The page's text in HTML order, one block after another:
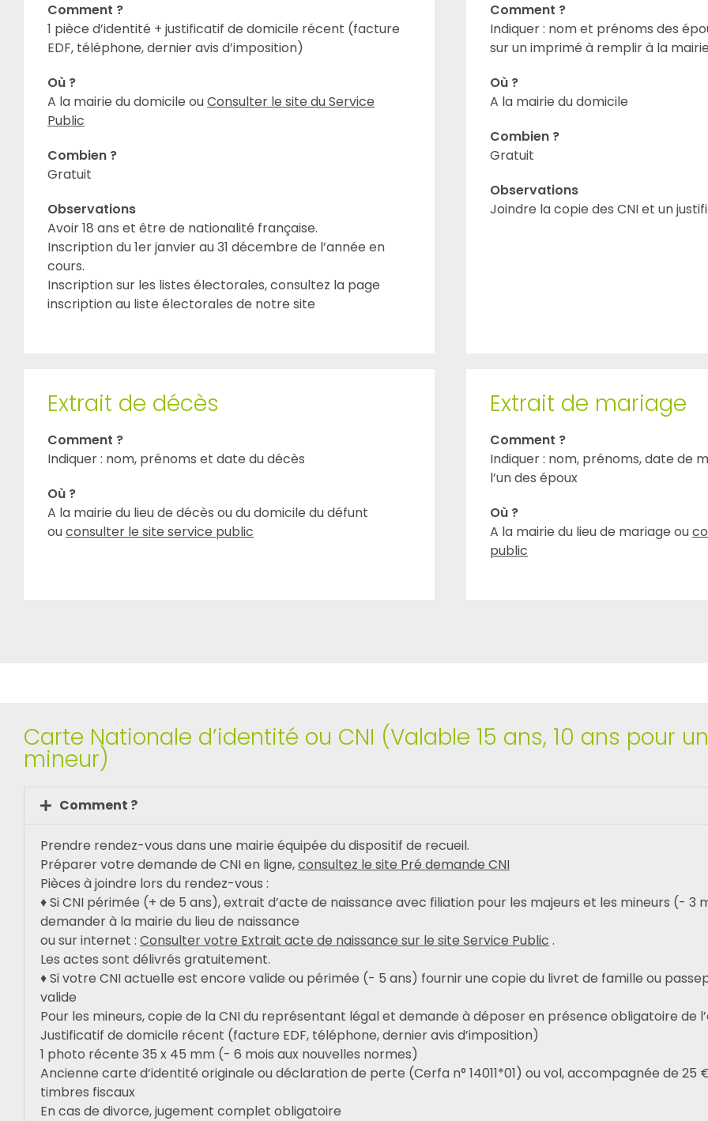
Comment ?
1 pièce d’identité + justificatif de domicile récent (facture
EDF, téléphone, dernier avis d’imposition)
Où ?
A la mairie du domicile ouConsulter le site du Service
Public
Combien ?
Gratuit
Observations
Avoir 18 ans et être de nationalité française.
Inscription du 1er janvier au 31 décembre de l’année en
cours.
Inscription sur les listes électorales, consultez la page
inscription au liste électorales de notre site
Comment ?
Indiquer : nom et prénoms des
sur un imprimé à remplir à la mairie
Où ?
A la mairie du domicile
Combien ?
Gratuit
Observations
Joindre la copie des CNI et un
Extrait de décès
Comment ?
Indiquer : nom, prénoms et date du décès
Où ?
A la mairie du lieu de décès ou du domicile du défunt
ouconsulter le site service public
Extrait de mariage
Comment ?
Indiquer : nom, prénoms, date de
l’un des époux
Où ?
A la mairie du lieu de mariage ou
public
Carte Nationale d’identité ou CNI (Valable 15 ans, 10 ans pour un
mineur)
Comment ?
Prendre rendez-vous dans une mairie équipée du dispositif de recueil.
Préparer votre demande de CNI en ligne,consultez le site Pré demande CNI
Pièces à joindre lors du rendez-vous :
♦ Si CNI périmée (+ de 5 ans), extrait d’acte de naissance avec filiation pour les majeurs et les mineurs (- 3
demander à la mairie du lieu de naissance
ou sur internet : Consulter votre Extrait acte de naissance sur le site Service Public .
Les actes sont délivrés gratuitement.
♦ Si votre CNI actuelle est encore valide ou périmée (- 5 ans) fournir une copie du livret de famille ou
valide
Pour les mineurs, copie de la CNI du représentant légal et demande à déposer en présence obligatoire de
Justificatif de domicile récent (facture EDF, téléphone, dernier avis d’imposition)
1 photo récente 35 x 45 mm (- 6 mois aux nouvelles normes)
Ancienne carte d’identité originale ou déclaration de perte (Cerfa n° 14011*01) ou vol, accompagnée de 25
timbres fiscaux
En cas de divorce, jugement complet obligatoire